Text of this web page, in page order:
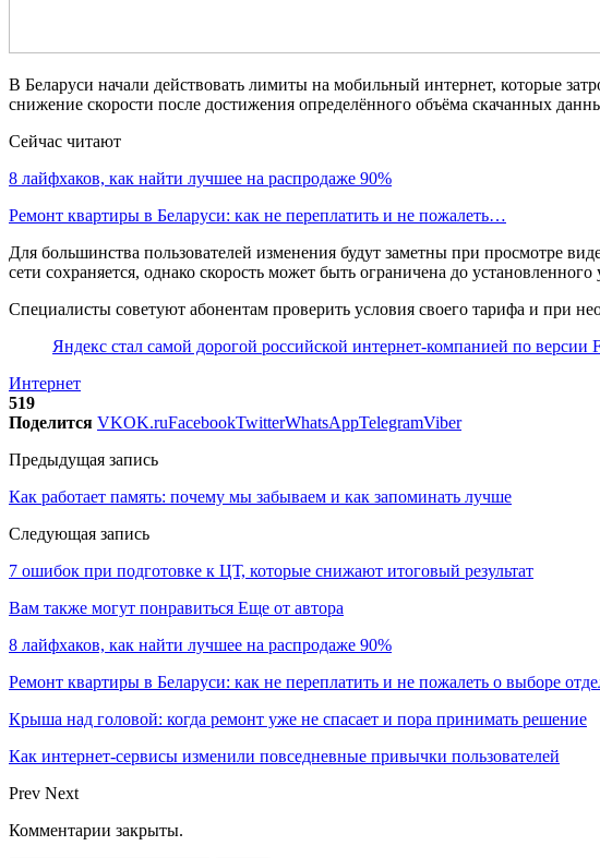
В Беларуси начали действовать лимиты на мобильный интернет, которые
снижение скорости после достижения определённого объёма скачанных
Сейчас читают
8 лайфхаков, как найти лучшее на распродаже 90%
Ремонт квартиры в Беларуси: как не переплатить и не пожалеть…
Для большинства пользователей изменения будут заметны при просмотре
сети сохраняется, однако скорость может быть ограничена до установленного
Специалисты советуют абонентам проверить условия своего тарифа и при
Яндекс стал самой дорогой российской интернет-компанией по версии
Интернет
519
Поделится VKOK.ruFacebookTwitterWhatsAppTelegramViber
Предыдущая запись
Как работает память: почему мы забываем и как запоминать лучше
Следующая запись
7 ошибок при подготовке к ЦТ, которые снижают итоговый результат
Вам также могут понравиться Еще от автора
8 лайфхаков, как найти лучшее на распродаже 90%
Ремонт квартиры в Беларуси: как не переплатить и не пожалеть о выборе
Крыша над головой: когда ремонт уже не спасает и пора принимать решение
Как интернет-сервисы изменили повседневные привычки пользователей
Prev Next
Комментарии закрыты.